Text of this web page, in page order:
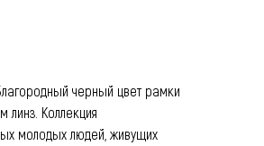
черный цвет рамки
Коллекция
молодых людей, живущих